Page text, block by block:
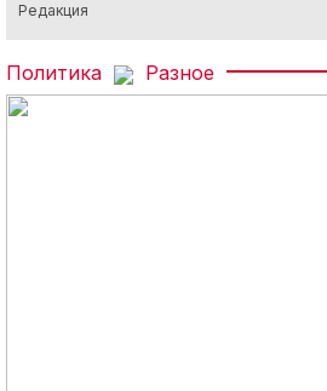
Редакция
Политика Разное